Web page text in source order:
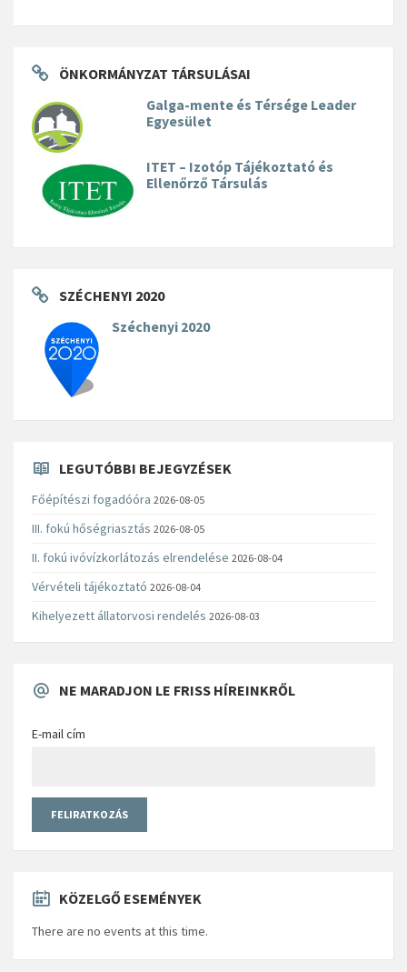
ÖNKORMÁNYZAT TÁRSULÁSAI
Galga-mente és Térsége Leader
Egyesület
ITET – Izotóp Tájékoztató és
Ellenőrző Társulás
SZÉCHENYI 2020
Széchenyi 2020
LEGUTÓBBI BEJEGYZÉSEK
Főépítészi fogadóóra 2026-08-05
III. fokú hőségriasztás 2026-08-05
II. fokú ivóvízkorlátozás elrendelése 2026-08-04
Vérvételi tájékoztató 2026-08-04
Kihelyezett állatorvosi rendelés 2026-08-03
NE MARADJON LE FRISS HÍREINKRŐL
E-mail cím
KÖZELGŐ ESEMÉNYEK
There are no events at this time.